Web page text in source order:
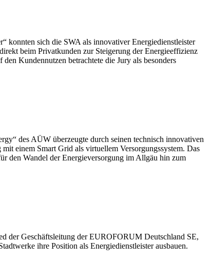
konnten sich die SWA als innovativer Energiedienstleister
beim Privatkunden zur Steigerung der Energieeffizienz
Kundennutzen betrachtete die Jury als besonders
des AÜW überzeugte durch seinen technisch innovativen
einem Smart Grid als virtuellem Versorgungssystem. Das
den Wandel der Energieversorgung im Allgäu hin zum
der Geschäftsleitung der EUROFORUM Deutschland SE,
ihre Position als Energiedienstleister ausbauen.